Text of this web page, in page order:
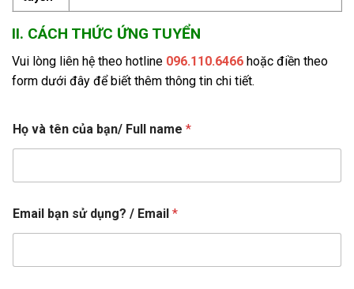
II. CÁCH THỨC ỨNG TUYỂN
Vui lòng liên hệ theo hotline 096.110.6466 hoặc điền theo
form dưới đây để biết thêm thông tin chi tiết.
i
ê
ậ
t
/
ọ
Họ và tên của bạn/ Full name *
Email bạn sử dụng? / Email *